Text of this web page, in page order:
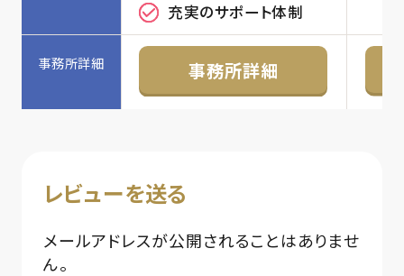
充実のサポート体制
事務所詳細
レビューを送る
メールアドレスが公開されることはありませ
ん。